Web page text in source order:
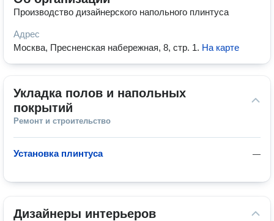
Производство дизайнерского напольного плинтуса
Адрес
Москва, Пресненская набережная, 8, стр. 1. На карте
Укладка полов и напольных
покрытий
Ремонт и строительство
—
Установка плинтуса
Дизайнеры интерьеров